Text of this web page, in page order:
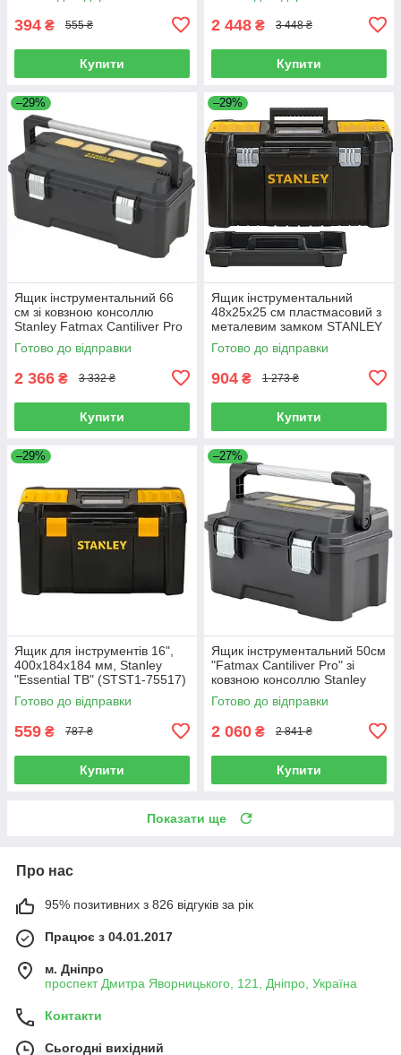
394 ₴ 555 ₴
Купити
2 448 ₴ 3 448 ₴
Купити
–29%
Ящик інструментальний 66
см зі ковзною консоллю
Stanley Fatmax Cantiliver Pro
(FMST1-75791)
Готово до відправки
2 366 ₴ 3 332 ₴
Купити
–29%
Ящик інструментальний
48x25x25 см пластмасовий з
металевим замком STANLEY
ESSENTIAL TB (STST1-
75521)
Готово до відправки
904 ₴ 1 273 ₴
Купити
–29%
Ящик для інструментів 16",
400x184x184 мм, Stanley
"Essential TB" (STST1-75517)
Готово до відправки
559 ₴ 787 ₴
Купити
–27%
Ящик інструментальний 50см
"Fatmax Cantiliver Pro" зі
ковзною консоллю Stanley
FatMax (FMST1-75792)
Готово до відправки
2 060 ₴ 2 841 ₴
Купити
Показати ще
Про нас
95% позитивних з 826 відгуків за рік
Працює з 04.01.2017
м. Дніпро
проспект Дмитра Яворницького, 121, Дніпро, Україна
Контакти
Сьогодні вихідний